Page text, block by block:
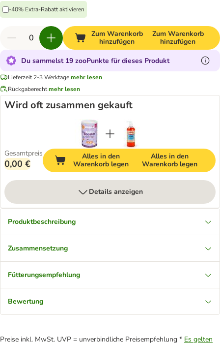
-40% Extra-Rabatt aktivieren
Zum Warenkorb
hinzufügen
Zum Warenkorb
hinzufügen
Du sammelst 19 zooPunkte für dieses Produkt
Lieferzeit 2-3 Werktagemehr lesen
Rückgaberechtmehr lesen
Wird oft zusammen gekauft
Gesamtpreis
0,00 €
Alles in den
Warenkorb legen
Alles in den
Warenkorb legen
Details anzeigen
Produktbeschreibung
Zusammensetzung
Fütterungsempfehlung
Bewertung
Preise inkl. MwSt. UVP = unverbindliche Preisempfehlung * Es gelten